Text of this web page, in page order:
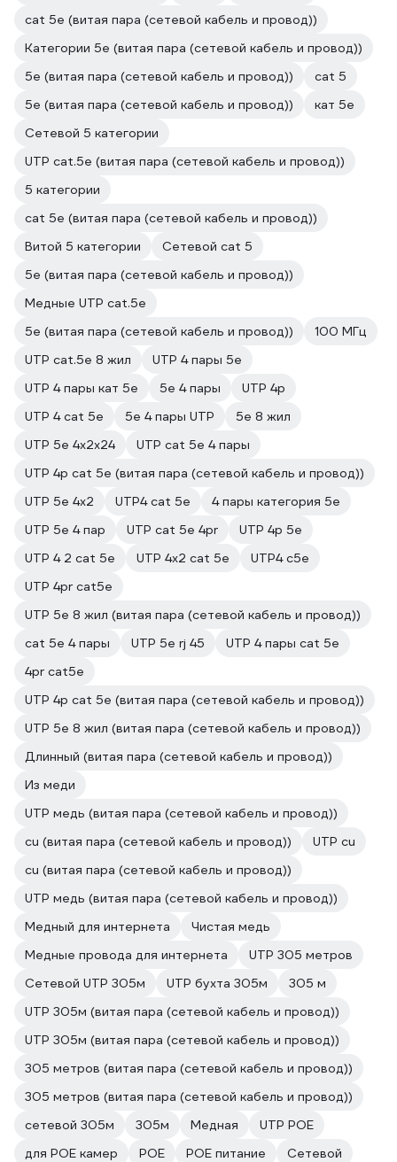
cat 5e (витая пара (сетевой кабель и провод))
Категории 5е (витая пара (сетевой кабель и провод))
5e (витая пара (сетевой кабель и провод))
cat 5
5е (витая пара (сетевой кабель и провод))
кат 5е
Сетевой 5 категории
UTP cat.5e (витая пара (сетевой кабель и провод))
5 категории
cat 5e (витая пара (сетевой кабель и провод))
Витой 5 категории
Сетевой cat 5
5е (витая пара (сетевой кабель и провод))
Медные UTP cat.5e
5e (витая пара (сетевой кабель и провод))
100 МГц
UTP cat.5e 8 жил
UTP 4 пары 5е
UTP 4 пары кат 5е
5е 4 пары
UTP 4p
UTP 4 cat 5e
5e 4 пары UTP
5е 8 жил
UTP 5e 4х2х24
UTP cat 5e 4 пары
UTP 4p cat 5e (витая пара (сетевой кабель и провод))
UTP 5e 4х2
UTP4 cat 5e
4 пары категория 5е
UTP 5e 4 пар
UTP cat 5e 4pr
UTP 4p 5e
UTP 4 2 cat 5e
UTP 4х2 cat 5e
UTP4 c5e
UTP 4pr cat5e
UTP 5e 8 жил (витая пара (сетевой кабель и провод))
cat 5e 4 пары
UTP 5e rj 45
UTP 4 пары cat 5е
4pr cat5e
UTP 4p cat 5e (витая пара (сетевой кабель и провод))
UTP 5e 8 жил (витая пара (сетевой кабель и провод))
Длинный (витая пара (сетевой кабель и провод))
Из меди
UTP медь (витая пара (сетевой кабель и провод))
cu (витая пара (сетевой кабель и провод))
UTP cu
cu (витая пара (сетевой кабель и провод))
UTP медь (витая пара (сетевой кабель и провод))
Медный для интернета
Чистая медь
Медные провода для интернета
UTP 305 метров
Сетевой UTP 305м
UTP бухта 305м
305 м
UTP 305м (витая пара (сетевой кабель и провод))
UTP 305м (витая пара (сетевой кабель и провод))
305 метров (витая пара (сетевой кабель и провод))
305 метров (витая пара (сетевой кабель и провод))
сетевой 305м
305м Медная
UTP POE
для POE камер
POE POE питание
Cетевой